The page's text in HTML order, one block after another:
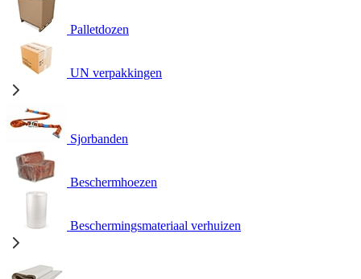
Palletdozen
UN verpakkingen
Sjorbanden
Beschermhoezen
Beschermingsmateriaal verhuizen